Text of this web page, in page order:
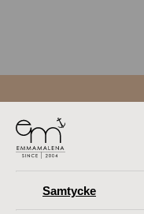
VÄNNER
Samtycke